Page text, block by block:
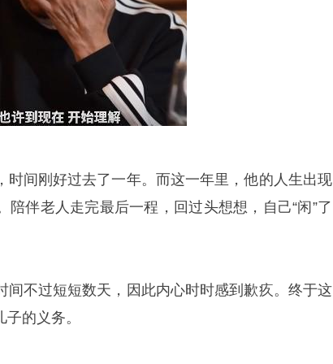
时间刚好过去了一年。而这一年里，他的人生出现
伴老人走完最后一程，回过头想想，自己“闲”了
间不过短短数天，因此内心时时感到歉疚。终于这
的义务。